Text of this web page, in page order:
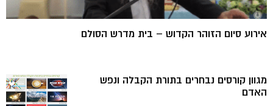
אירוע סיום הזוהר הקדוש – בית מדרש הסולם
מגוון קורסים נבחרים בתורת הקבלה ונפש
האדם